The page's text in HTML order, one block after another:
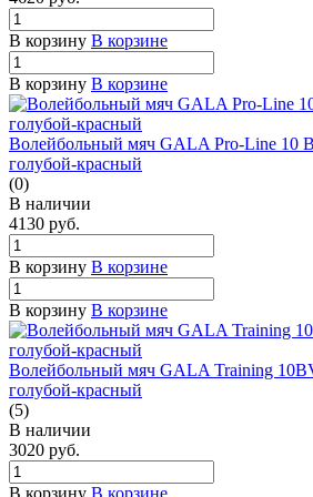
В корзину В корзине
В корзину В корзине
Волейбольный мяч GALA Pro-Line 10
голубой-красный
(0)
В наличии
4130 руб.
В корзину В корзине
В корзину В корзине
Волейбольный мяч GALA Training
голубой-красный
(5)
В наличии
3020 руб.
В корзину В корзине